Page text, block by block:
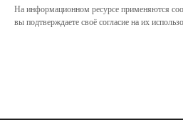
На информационном ресурсе применяются
вы подтверждаете своё согласие на их